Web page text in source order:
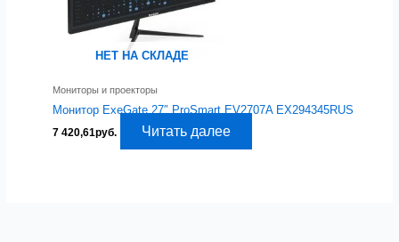
НЕТ НА СКЛАДЕ
Мониторы и проекторы
Монитор ExeGate 27″ ProSmart EV2707A EX294345RUS
7 420,61руб. Читать далее